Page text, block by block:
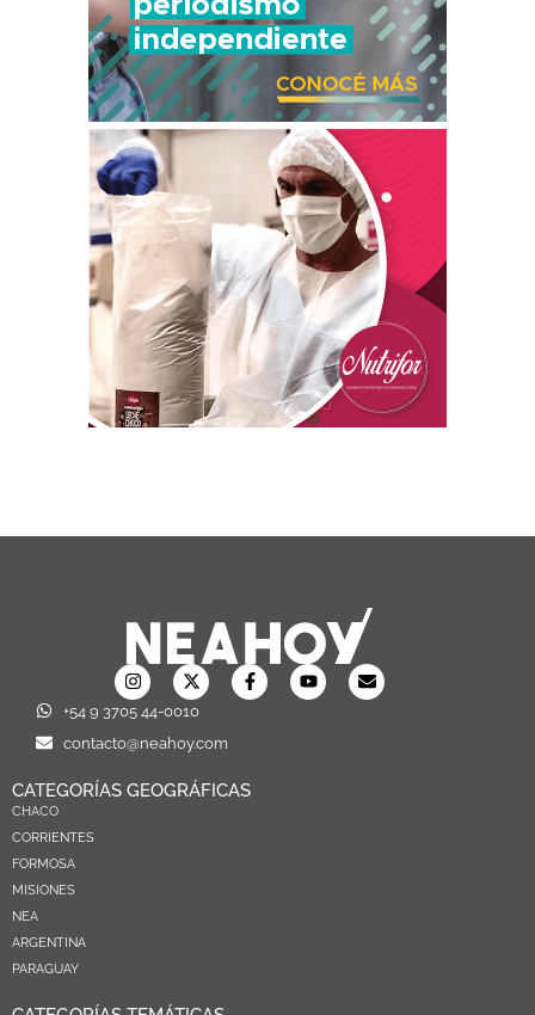
+54 9 3705 44-0010
contacto@neahoy.com
CATEGORÍAS GEOGRÁFICAS
CHACO
CORRIENTES
FORMOSA
MISIONES
NEA
ARGENTINA
PARAGUAY